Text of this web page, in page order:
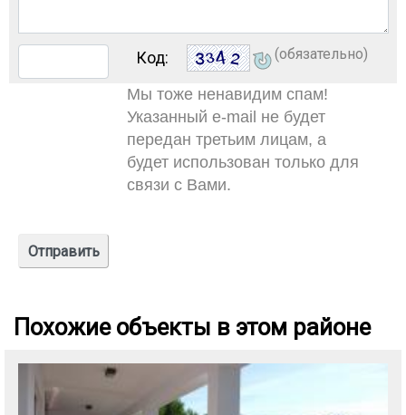
Код: (обязательно)
Мы тоже ненавидим спам!
Указанный e-mail не будет
передан третьим лицам, а
будет использован только для
связи с Вами.
Похожие объекты в этом районе